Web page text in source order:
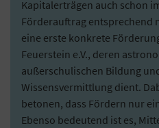
Kapitalerträgen auch schon
Förderauftrag entsprechend
eine erste konkrete
Feuerstein e.V., deren
außerschulischen Bildung
Wissensvermittlung dient.
betonen, dass Fördern nur
Ebenso bedeutend ist es,